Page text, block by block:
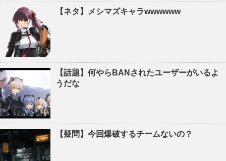
【ネタ】メシマズキャラwwwwww
【話題】何やらBANされたユーザーがいるよ
うだな
【疑問】今回爆破するチームないの？